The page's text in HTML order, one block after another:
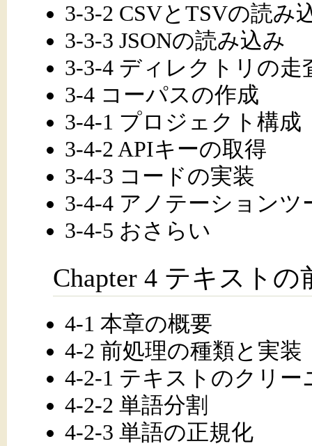
3-3-2 CSVとTSVの読み
3-3-3 JSONの読み込み
3-3-4 ディレクトリの走
3-4 コーパスの作成
3-4-1 プロジェクト構成
3-4-2 APIキーの取得
3-4-3 コードの実装
3-4-4 アノテーションツ
3-4-5 おさらい
Chapter 4 テキストの
4-1 本章の概要
4-2 前処理の種類と実装
4-2-1 テキストのクリー
4-2-2 単語分割
4-2-3 単語の正規化